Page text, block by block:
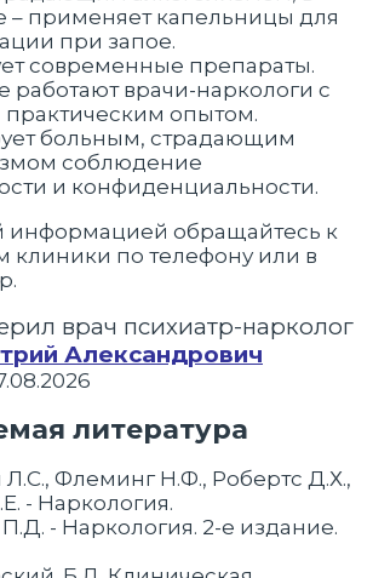
– применяет капельницы для
при запое.
современные препараты.
работают врачи-наркологи с
опытом.
больным, страдающим
соблюдение
и конфиденциальности.
информацией обращайтесь к
клиники по телефону или в
врач психиатр-нарколог
Александрович
литература
Флеминг Н.Ф., Робертс Д.Х.,
- Наркология.
- Наркология. 2-е издание.